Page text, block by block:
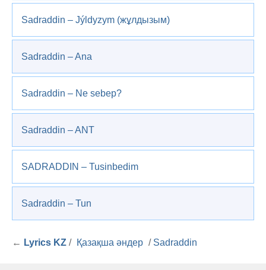
Sadraddin – Jýldyzym (жұлдызым)
Sadraddin – Ana
Sadraddin – Ne sebep?
Sadraddin – ANT
SADRADDIN – Tusinbedim
Sadraddin – Tun
← Lyrics KZ / Қазақша әндер / Sadraddin